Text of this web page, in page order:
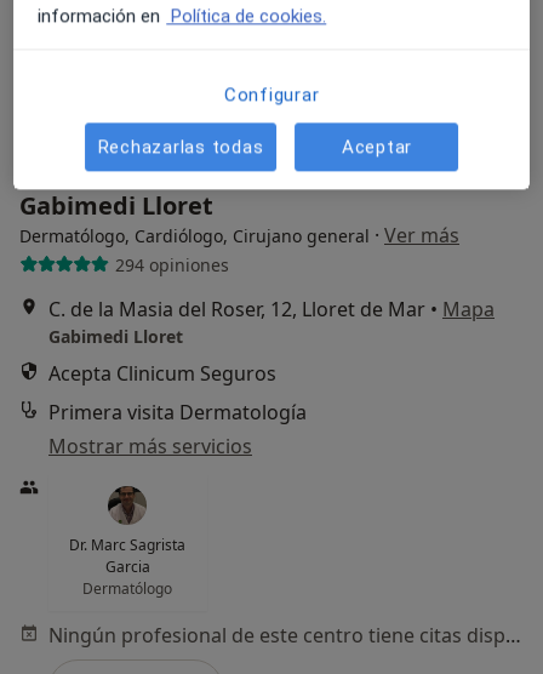
Gabimedi Lloret
Dermatólogo, Cardiólogo, Cirujano general · Ver más
294 opiniones
C. de la Masia del Roser, 12, Lloret de Mar • Mapa
Gabimedi Lloret
Acepta Clinicum Seguros
Primera visita Dermatología
Mostrar más servicios
Dr. Marc Sagrista
Garcia
Dermatólogo
Ningún profesional de este centro tiene citas disponibles
información en Política de cookies.
Configurar
Rechazarlas todas Aceptar